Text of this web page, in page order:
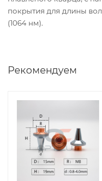
покрытия для длины
(1064 нм).
Рекомендуем